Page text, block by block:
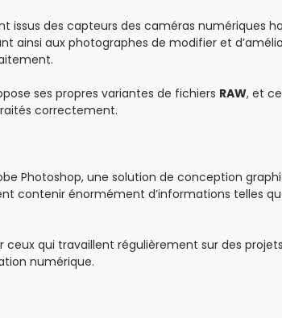
issus des capteurs des caméras numériques
ainsi aux photographes de modifier et
ses propres variantes de fichiers RAW, et
correctement.
Photoshop, une solution de conception
contenir énormément d’informations telles
qui travaillent régulièrement sur des
numérique.